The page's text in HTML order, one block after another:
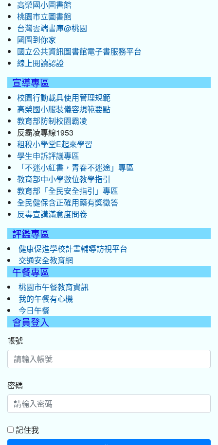
高榮國小圖書館
桃園市立圖書館
台灣雲端書庫@桃園
國圖到你家
國立公共資訊圖書館電子書服務平台
線上閱讀認證
宣導專區
校園行動載具使用管理規範
高榮國小服裝儀容規範要點
教育部防制校園霸凌
反霸凌專線1953
租稅小學堂E起來學習
學生申訴評議專區
「不迷小紅書，青春不迷途」專區
教育部中小學數位教學指引
教育部「全民安全指引」專區
全民健保含正確用藥有獎徵答
反毒宣講滿意度問卷
評鑑專區
健康促進學校計畫輔導訪視平台
交通安全教育網
午餐專區
桃園市午餐教育資訊
我的午餐有心機
今日午餐
會員登入
帳號
密碼
記住我